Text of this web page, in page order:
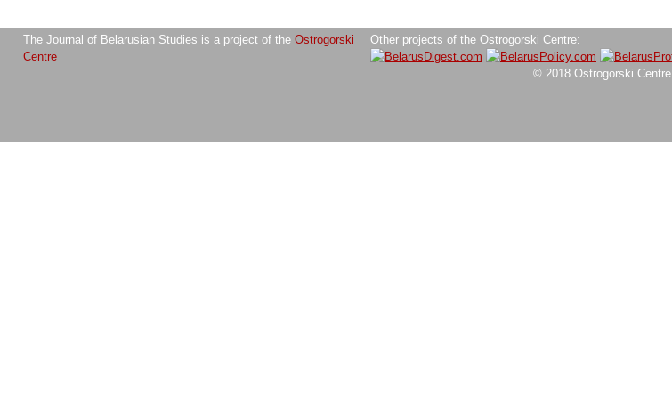
The Journal of Belarusian Studies is a project of the Ostrogorski
Centre
Other projects of the Ostrogorski Centre:
© 2018 Ostrogorski Centre